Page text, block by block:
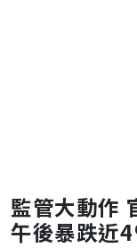
監管大動作
午後暴跌近